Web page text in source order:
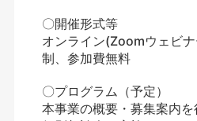
〇開催形式等
オンライン(Zoomウェビ
制、参加費無料
〇プログラム（予定）
本事業の概要・募集案内